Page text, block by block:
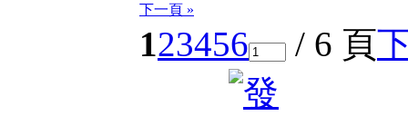
下一頁 »
123456 / 6 頁